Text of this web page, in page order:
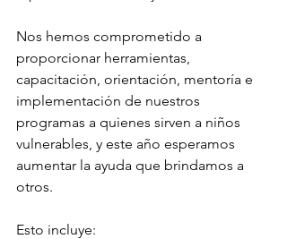
Nos hemos comprometido a
proporcionar herramientas,
capacitación, orientación, mentoría e
implementación de nuestros
programas a quienes sirven a niños
vulnerables, y este año esperamos
aumentar la ayuda que brindamos a
otros.
Esto incluye: